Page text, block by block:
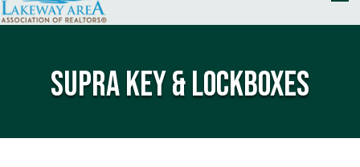
Supra Key & Lockboxes